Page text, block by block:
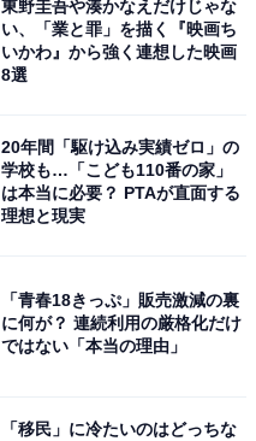
東野圭吾や湊かなえだけじゃな
い、「業と罪」を描く『映画ち
いかわ』から強く連想した映画
8選
20年間「駆け込み実績ゼロ」の
学校も…「こども110番の家」
は本当に必要？ PTAが直面する
理想と現実
「青春18きっぷ」販売激減の裏
に何が？ 連続利用の厳格化だけ
ではない「本当の理由」
「移民」に冷たいのはどっちな